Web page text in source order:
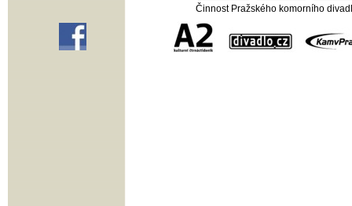
Činnost Pražského komorního